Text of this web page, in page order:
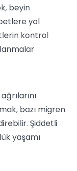
beyin
yol
kontrol
bazı migren
Şiddetli
yaşamı